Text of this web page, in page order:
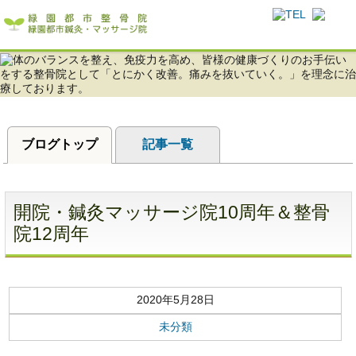
体のバランスを整え、免疫力を高め、皆様の健康づくりのお手伝いをする緑園都市
整骨・鍼灸・マッサージ院！
ブログトップ 記事一覧
開院・鍼灸マッサージ院10周年＆整骨
院12周年
2020年5月28日
未分類